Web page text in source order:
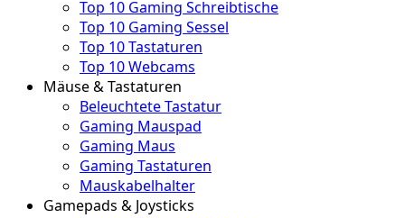
Top 10 Gaming Schreibtische
Top 10 Gaming Sessel
Top 10 Tastaturen
Top 10 Webcams
Mäuse & Tastaturen
Beleuchtete Tastatur
Gaming Mauspad
Gaming Maus
Gaming Tastaturen
Mauskabelhalter
Gamepads & Joysticks